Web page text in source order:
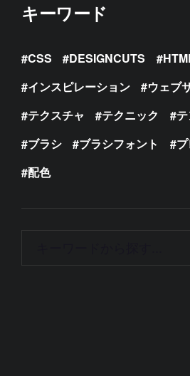
キーワード
CSS DESIGNCUTS
インスピレーション
ウェブ
テクスチャ
テクニック
ブラシ
ブラシフォント
配色